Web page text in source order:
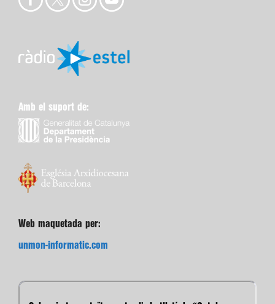
Amb el suport de:
Web maquetada per:
unmon-informatic.com